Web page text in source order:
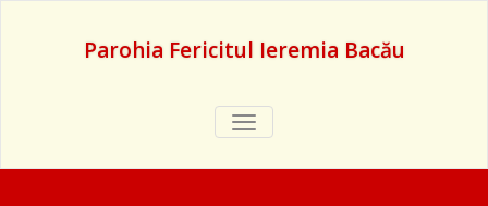
Parohia Fericitul Ieremia Bacău
TOGGLE
NAVIGATION